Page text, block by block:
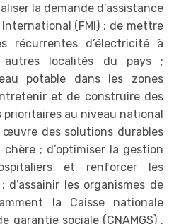
la demande d’assistance
(FMI) ; de mettre
récurrentes d’électricité à
localités du pays ;
potable dans les zones
et de construire des
au niveau national
des solutions durables
; d’optimiser la gestion
et renforcer les
les organismes de
la Caisse nationale
garantie sociale (CNAMGS) ,